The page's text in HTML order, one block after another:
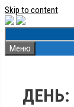
Skip to content
Меню
ДЕНЬ: